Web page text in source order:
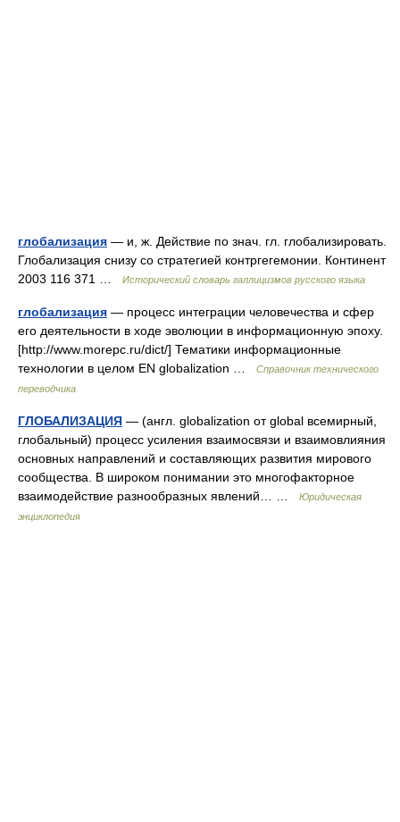
глобализация — и, ж. Действие по знач. гл. глобализировать.
Глобализация снизу со стратегией контргегемонии. Континент
2003 116 371 …
Исторический словарь галлицизмов русского языка
глобализация — процесс интеграции человечества и сфер
его деятельности в ходе эволюции в информационную эпоху.
[http://www.morepc.ru/dict/] Тематики информационные
технологии в целом EN globalization …
Справочник технического
переводчика
ГЛОБАЛИЗАЦИЯ — (англ. globalization от global всемирный,
глобальный) процесс усиления взаимосвязи и взаимовлияния
основных направлений и составляющих развития мирового
сообщества. В широком понимании это многофакторное
взаимодействие разнообразных явлений… …
Юридическая
энциклопедия